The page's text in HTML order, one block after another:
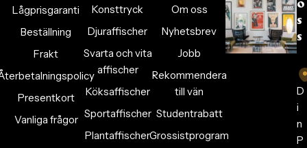
Lågprisgaranti
Beställning
Frakt
Presentkort
Vanliga frågor
Konsttryck
Djuraffischer
Svarta och vita
affischer
Köksaffischer
Sportaffischer
Plantaffischer
Om oss
Nyhetsbrev
Jobb
Rekommendera
till vän
Studentrabatt
Grossistprogram
o
s
s
D
i
n
P